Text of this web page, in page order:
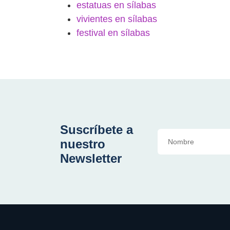
estatuas en sílabas
vivientes en sílabas
festival en sílabas
Suscríbete a
nuestro
Newsletter